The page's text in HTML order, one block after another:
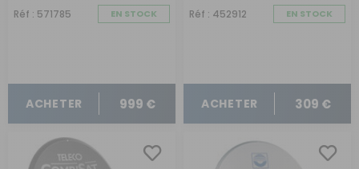
Réf : 571785 EN STOCK
ACHETER 999 €
Réf : 452912 EN STOCK
ACHETER 309 €